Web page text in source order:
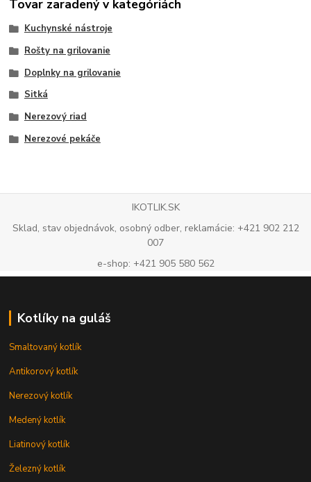
Tovar zaradený v kategóriách
Kuchynské nástroje
Rošty na grilovanie
Doplnky na grilovanie
Sitká
Nerezový riad
Nerezové pekáče
IKOTLIK.SK
Sklad, stav objednávok, osobný odber, reklamácie: +421 902 212
007
e-shop: +421 905 580 562
Kotlíky na guláš
Smaltovaný kotlík
Antikorový kotlík
Nerezový kotlík
Medený kotlík
Liatinový kotlík
Železný kotlík